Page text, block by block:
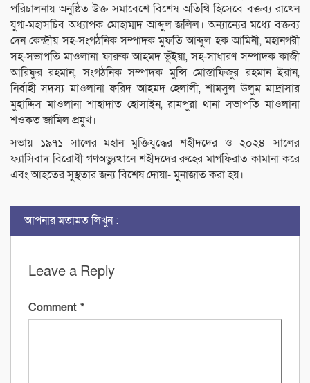
পরিচালনায় অনুষ্ঠিত উক্ত সমাবেশে বিশেষ অতিথি হিসেবে বক্তব্য রাখেন
যুগ্ম-মহাসচিব অধ্যাপক মোহাম্মদ আব্দুল জলিল। অন্যান্যের মধ্যে বক্তব্য
দেন কেন্দ্রীয় সহ-সংগঠনিক সম্পাদক মুফতি আব্দুল হক আমিনী, মহানগরী
সহ-সভাপতি মাওলানা ফারুক আহমদ ভূঁইয়া, সহ-সাধারণ সম্পাদক কাজী
আরিফুর রহমান, সংগঠনিক সম্পাদক মুন্সি মোস্তাফিজুর রহমান ইরান,
নির্বাহী সদস্য মাওলানা ফরিদ আহমদ হেলালী, শামসুল উলুম মাদ্রাসার
মুহাদ্দিস মাওলানা শাহাদাত হোসাইন, রামপুরা থানা সভাপতি মাওলানা
শওকত জামিল প্রমুখ।
সভায় ১৯৭১ সালের মহান মুক্তিযুদ্ধের শহীদদের ও ২০২৪ সালের
ফ্যাসিবাদ বিরোধী গণঅভ্যুত্থানে শহীদদের রুহের মাগফিরাত কামানা করে
এবং আহতের সুস্থতার জন্য বিশেষ দোয়া- মুনাজাত করা হয়।
আপনার মতামত লিখুন :
Leave a Reply
Comment *